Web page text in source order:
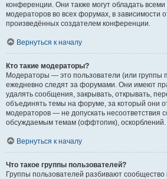
конференции. Они также могут обладать
модераторов во всех форумах, в зависимости
произведённых создателем конференции.
Вернуться к началу
Кто такие модераторы?
Модераторы — это пользователи (или группы
ежедневно следят за форумами. Они имеют
удалять сообщения, закрывать, открывать,
объединять темы на форуме, за который они
модераторов — не допускать несоответствия
обсуждаемым темам (оффтопик), оскорблений.
Вернуться к началу
Что такое группы пользователей?
Группы пользователей разбивают сообщество